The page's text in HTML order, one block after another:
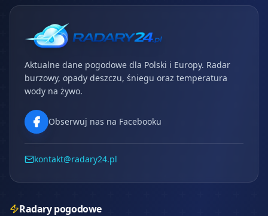
Aktualne dane pogodowe dla Polski i Europy. Radar
burzowy, opady deszczu, śniegu oraz temperatura
wody na żywo.
Obserwuj nas na Facebooku
kontakt@radary24.pl
Radary pogodowe